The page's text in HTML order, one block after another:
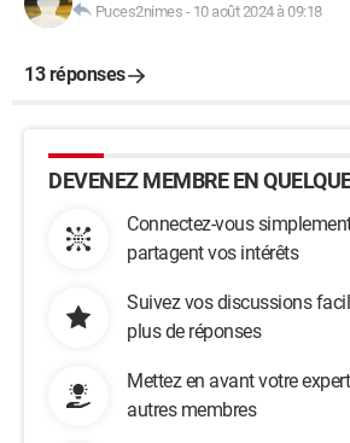
Puces2nimes - 10 août 2024 à 09:18
13 réponses
DEVENEZ MEMBRE EN
Connectez-vous
partagent vos intérêts
Suivez vos discussions
plus de réponses
Mettez en avant votre
autres membres